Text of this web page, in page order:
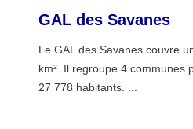
GAL des Savanes
Le GAL des Savanes couvre
km². Il regroupe 4 communes
27 778 habitants. ...